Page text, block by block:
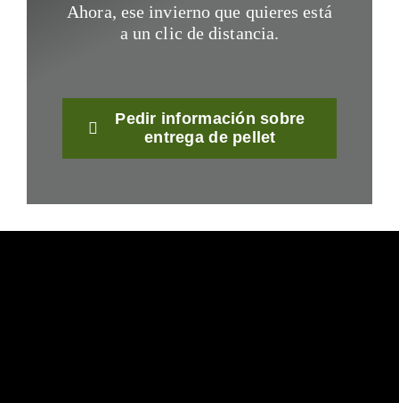
Ahora, ese invierno que quieres está
a un clic de distancia.
Pedir información sobre
entrega de pellet